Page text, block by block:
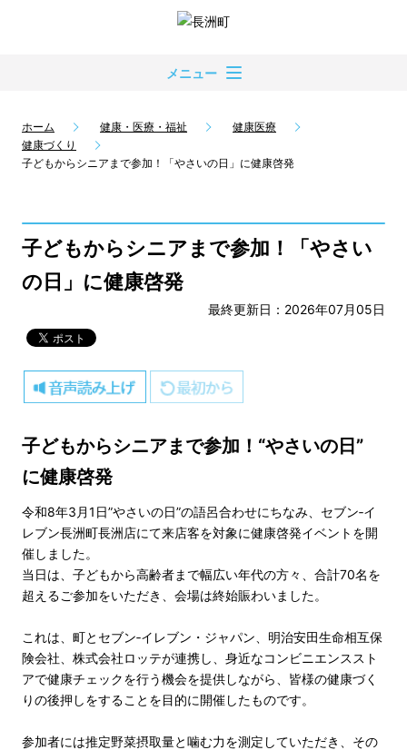
メニュー
ホーム 健康・医療・福祉
健康医療
健康づくり
子どもからシニアまで参加！「やさいの日」に健康啓発
子どもからシニアまで参加！「やさい
の日」に健康啓発
最終更新日：2026年07月05日
子どもからシニアまで参加！“やさいの日”
に健康啓発
令和8年3月1日”やさいの日”の語呂合わせにちなみ、セブン‐イ
レブン長洲町長洲店にて来店客を対象に健康啓発イベントを開
催しました。
当日は、子どもから高齢者まで幅広い年代の方々、合計70名を
超えるご参加をいただき、会場は終始賑わいました。
これは、町とセブン‐イレブン・ジャパン、明治安田生命相互保
険会社、株式会社ロッテが連携し、身近なコンビニエンススト
アで健康チェックを行う機会を提供しながら、皆様の健康づく
りの後押しをすることを目的に開催したものです。
参加者には推定野菜摂取量と噛む力を測定していただき、その